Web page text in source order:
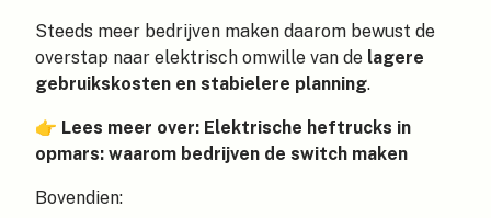
Steeds meer bedrijven maken daarom bewust de
overstap naar elektrisch omwille van de lagere
gebruikskosten en stabielere planning.
👉 Lees meer over: Elektrische heftrucks in
opmars: waarom bedrijven de switch maken
Bovendien: